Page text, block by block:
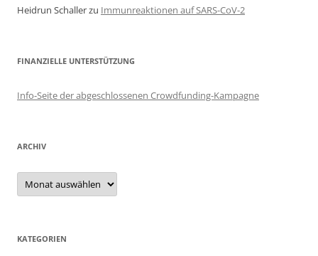
Heidrun Schallerzu Immunreaktionen auf SARS-CoV-2
FINANZIELLE UNTERSTÜTZUNG
Info-Seite der abgeschlossenen Crowdfunding-Kampagne
ARCHIV
Archiv
KATEGORIEN